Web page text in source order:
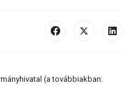
(a továbbiakban: